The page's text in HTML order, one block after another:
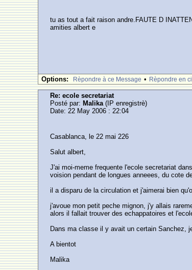
tu as tout a fait raison andre.FAUTE D
amities albert e
Options: Rèpondre à ce Message • Rèpondre en
Re: ecole secretariat
Posté par: Malika(IP enregistrè)
Date: 22 May 2006 : 22:04
Casablanca, le 22 mai 226
Salut albert,
J'ai moi-meme frequente l'ecole secretariat
voision pendant de longues anneees, du cote
il a disparu de la circulation et j'aimerai bien
j'avoue mon petit peche mignon, j'y allais
alors il fallait trouver des echappatoires et
Dans ma classe il y avait un certain Sanchez,
A bientot
Malika